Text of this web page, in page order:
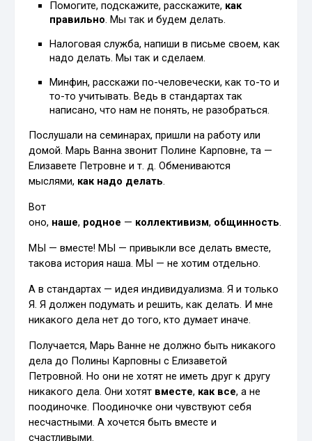
Помогите, подскажите, расскажите, как
правильно. Мы так и будем делать.
Налоговая служба, напиши в письме своем, как
надо делать. Мы так и сделаем.
Минфин, расскажи по-человечески, как то-то и
то-то учитывать. Ведь в стандартах так
написано, что нам не понять, не разобраться.
Послушали на семинарах, пришли на работу или
домой. Марь Ванна звонит Полине Карповне, та —
Елизавете Петровне и т. д. Обмениваются
мыслями, как надо делать.
Вот
оно, наше, родное — коллективизм, общинность.
МЫ — вместе! МЫ — привыкли все делать вместе,
такова история наша. МЫ — не хотим отдельно.
А в стандартах — идея индивидуализма. Я и только
Я. Я должен подумать и решить, как делать. И мне
никакого дела нет до того, кто думает иначе.
Получается, Марь Ванне не должно быть никакого
дела до Полины Карповны с Елизаветой
Петровной. Но они не хотят не иметь друг к другу
никакого дела. Они хотят вместе, как все, а не
поодиночке. Поодиночке они чувствуют себя
несчастными. А хочется быть вместе и
счастливыми.